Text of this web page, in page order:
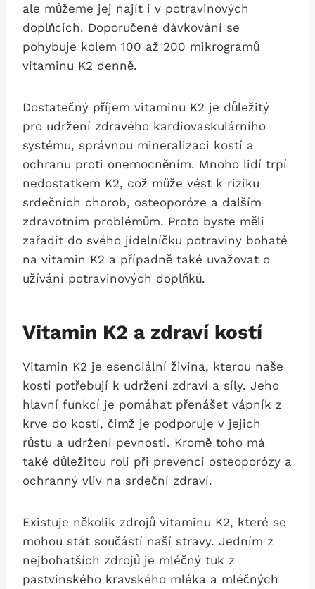
ale můžeme jej najít i v potravinových
doplňcích. Doporučené dávkování se
pohybuje kolem 100 až 200 mikrogramů
vitaminu K2 denně.
Dostatečný příjem vitaminu K2 je důležitý
pro udržení zdravého kardiovaskulárního
systému, správnou mineralizaci kostí a
ochranu proti onemocněním. Mnoho lidí trpí
nedostatkem K2, což může vést k riziku
srdečních chorob, osteoporóze a dalším
zdravotním problémům. Proto byste měli
zařadit do svého jídelníčku potraviny bohaté
na vitamin K2 a případně také uvažovat o
užívání potravinových doplňků.
Vitamin K2 a zdraví kostí
Vitamin K2 je esenciální živina, kterou naše
kosti potřebují k udržení zdraví a síly. Jeho
hlavní funkcí je pomáhat přenášet vápník z
krve do kostí, čímž je podporuje v jejich
růstu a udržení pevnosti. Kromě toho má
také důležitou roli při prevenci osteoporózy a
ochranný vliv na srdeční zdraví.
Existuje několik zdrojů vitaminu K2, které se
mohou stát součástí naší stravy. Jedním z
nejbohatších zdrojů je mléčný tuk z
pastvinského kravského mléka a mléčných